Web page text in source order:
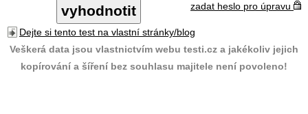
zadat heslo pro úpravu
Dejte si tento test na vlastní stránky/blog
Veškerá data jsou vlastnictvím webu testi.cz a jakékoliv jejich
kopírování a šíření bez souhlasu majitele není povoleno!